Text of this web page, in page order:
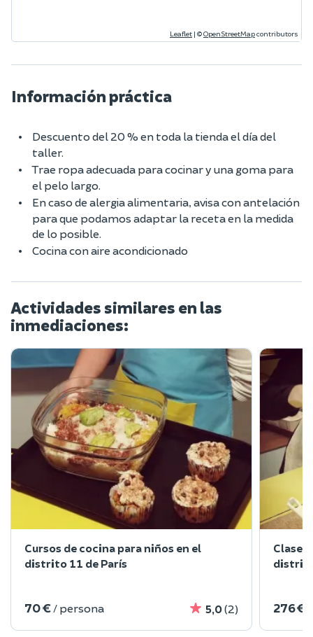
Leaflet | ©OpenStreetMapcontributors
Información práctica
Descuento del 20 % en toda la tienda el día del
taller.
Trae ropa adecuada para cocinar y una goma para
el pelo largo.
En caso de alergia alimentaria, avisa con antelación
para que podamos adaptar la receta en la medida
de lo posible.
Cocina con aire acondicionado
Actividades similares en las
inmediaciones:
Cursos de cocina para niños en el
distrito 11 de París
70 € / persona 5,0(2)
Clases
276 €